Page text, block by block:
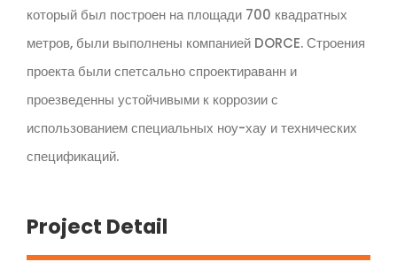
который был построен на площади 700 квадратных
метров, были выполнены компанией DORCE. Строения
проекта были спетсально спроектираванн и
проезведенны устойчивыми к коррозии с
использованием специальных ноу-хау и технических
спецификаций.
Project Detail